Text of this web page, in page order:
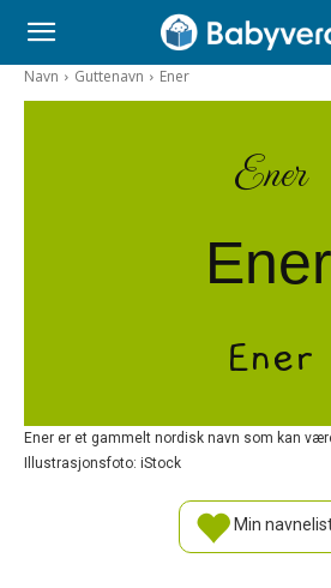
Navn Guttenavn Ener
Ener
Ener
Ener
Ener er et gammelt nordisk navn som kan
Illustrasjonsfoto: iStock
Min